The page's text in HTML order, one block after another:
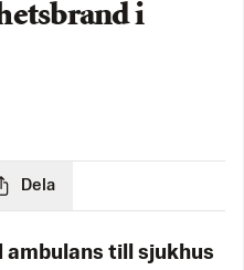
i
Dela
ambulans till sjukhus